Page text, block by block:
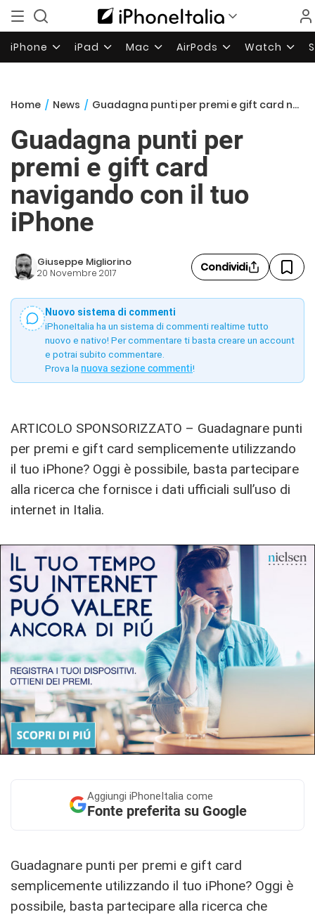
iPhone iPad Mac AirPods Watch
Home / News / Guadagna punti per premi e gift card navigando con il tuo iPhone
Guadagna punti per
premi e gift card
navigando con il tuo
iPhone
Giuseppe Migliorino
20 Novembre 2017 Condividi
Nuovo sistema di commenti
iPhoneItalia ha un sistema di commenti realtime tutto
nuovo e nativo! Per commentare ti basta creare un account
e potrai subito commentare.
Prova la nuova sezione commenti!
ARTICOLO SPONSORIZZATO – Guadagnare punti
per premi e gift card semplicemente utilizzando
il tuo iPhone? Oggi è possibile, basta partecipare
alla ricerca che fornisce i dati ufficiali sull’uso di
internet in Italia.
Aggiungi iPhoneItalia come
Fonte preferita su Google
Guadagnare punti per premi e gift card
semplicemente utilizzando il tuo iPhone? Oggi è
possibile, basta partecipare alla ricerca che